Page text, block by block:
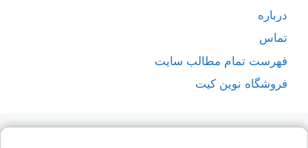
درباره
تماس
فهرست تمام مطالب سایت
فروشگاه نوین کیت